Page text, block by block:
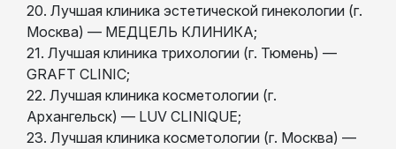
20. Лучшая клиника эстетической гинекологии (г.
Москва) — МЕДЦЕЛЬ КЛИНИКА;
21. Лучшая клиника трихологии (г. Тюмень) —
GRAFT CLINIC;
22. Лучшая клиника косметологии (г.
Архангельск) — LUV CLINIQUE;
23. Лучшая клиника косметологии (г. Москва) —